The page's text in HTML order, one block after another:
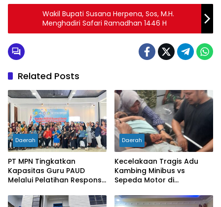
Wakil Bupati Susana Herpena, Sos, M.H.
Menghadiri Safari Ramadhan 1446 H
Related Posts
Daerah
PT MPN Tingkatkan
Kapasitas Guru PAUD
Melalui Pelatihan Responsif
Daerah
Kecelakaan Tragis Adu
Kambing Minibus vs
Sepeda Motor di
Meninggal Dunia